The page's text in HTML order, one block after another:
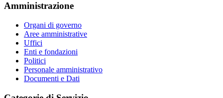
Amministrazione
Organi di governo
Aree amministrative
Uffici
Enti e fondazioni
Politici
Personale amministrativo
Documenti e Dati